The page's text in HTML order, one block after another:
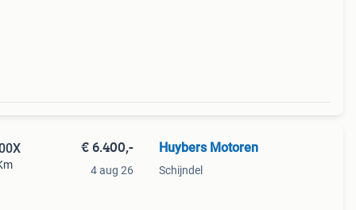
€ 6.400,-
4 aug 26
Huybers Motoren
Schijndel